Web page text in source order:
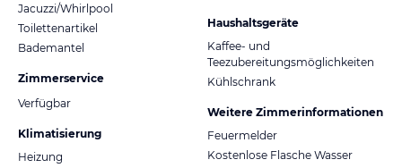
Jacuzzi/Whirlpool
Toilettenartikel
Bademantel
Zimmerservice
Verfügbar
Klimatisierung
Heizung
Haushaltsgeräte
Kaffee- und
Teezubereitungsmöglichkeiten
Kühlschrank
Weitere Zimmerinformationen
Feuermelder
Kostenlose Flasche Wasser